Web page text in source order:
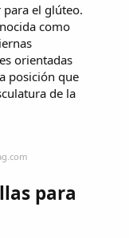
para el glúteo.
como
orientadas
posición que
de la
para